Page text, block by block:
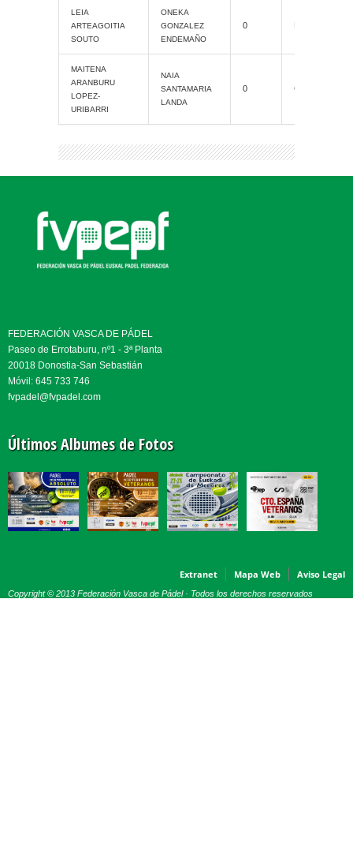
LEIA
ARTEAGOITIA
SOUTO
ONEKA
GONZALEZ
ENDEMAÑO
0
MAITENA
ARANBURU
LOPEZ-
URIBARRI
NAIA
SANTAMARIA
LANDA
0 Grand Slam
FEDERACIÓN VASCA DE PÁDEL
Paseo de Errotaburu, nº1 - 3ª Planta
20018 Donostia-San Sebastián
Móvil: 645 733 746
fvpadel@fvpadel.com
Últimos Albumes de Fotos
Extranet Mapa Web Aviso Legal
Copyright © 2013 Federación Vasca de Pádel · Todos los derechos reservados